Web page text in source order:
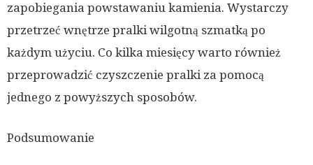
zapobiegania powstawaniu kamienia. Wystarczy
przetrzeć wnętrze pralki wilgotną szmatką po
każdym użyciu. Co kilka miesięcy warto również
przeprowadzić czyszczenie pralki za pomocą
jednego z powyższych sposobów.
Podsumowanie